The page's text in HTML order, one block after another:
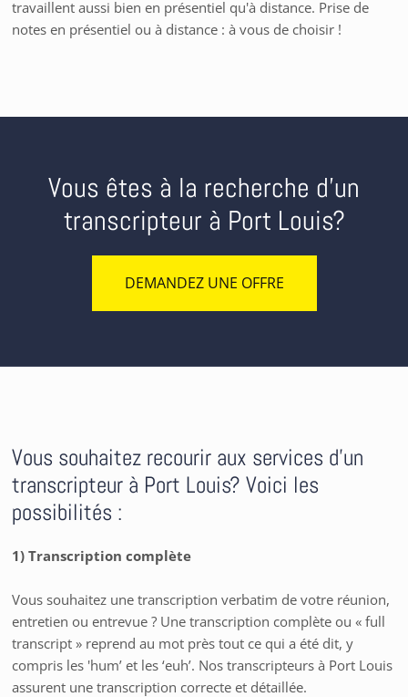
travaillent aussi bien en présentiel qu'à distance. Prise de
notes en présentiel ou à distance : à vous de choisir !
Vous êtes à la recherche d’un
transcripteur à Port Louis?
DEMANDEZ UNE OFFRE
Vous souhaitez recourir aux services d'un
transcripteur à Port Louis? Voici les
possibilités :
1) Transcription complète
Vous souhaitez une transcription verbatim de votre réunion,
entretien ou entrevue ? Une transcription complète ou « full
transcript » reprend au mot près tout ce qui a été dit, y
compris les 'hum’ et les ‘euh’. Nos transcripteurs à Port Louis
assurent une transcription correcte et détaillée.